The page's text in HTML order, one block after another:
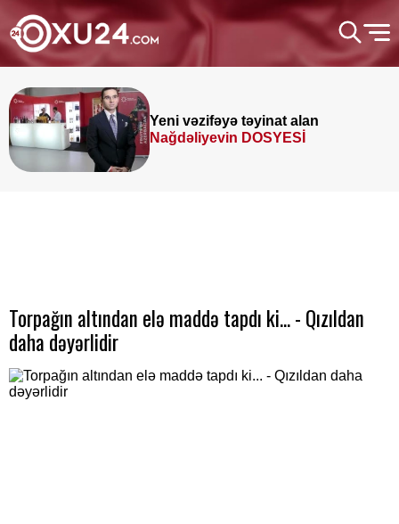
Yeni vəzifəyə təyinat alan
Nağdəliyevin DOSYESİ
Torpağın altından elə maddə tapdı ki... - Qızıldan
daha dəyərlidir